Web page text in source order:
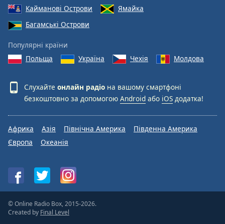
Кайманові Острови
Ямайка
Багамські Острови
Популярні країни
Польща
Україна Чехія Молдова
Слухайте онлайн радіо на вашому смартфоні
безкоштовно за допомогою Android або iOS додатка!
Африка Азія Північна Америка
Південна Америка
Європа
Океанія
© Online Radio Box, 2015-2026.
Created by Final Level